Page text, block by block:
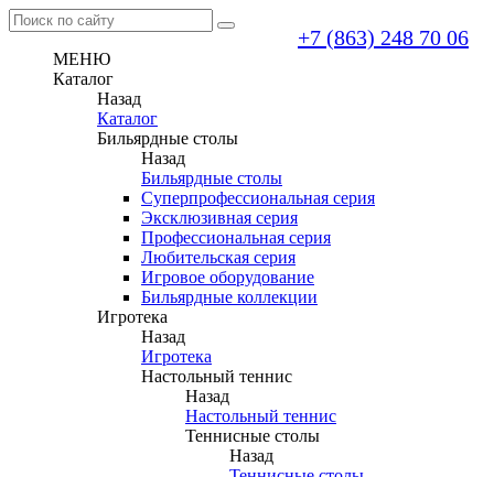
+7 (863) 248 70 06
МЕНЮ
Каталог
Назад
Каталог
Бильярдные столы
Назад
Бильярдные столы
Суперпрофессиональная серия
Эксклюзивная серия
Профессиональная серия
Любительская серия
Игровое оборудование
Бильярдные коллекции
Игротека
Назад
Игротека
Настольный теннис
Назад
Настольный теннис
Теннисные столы
Назад